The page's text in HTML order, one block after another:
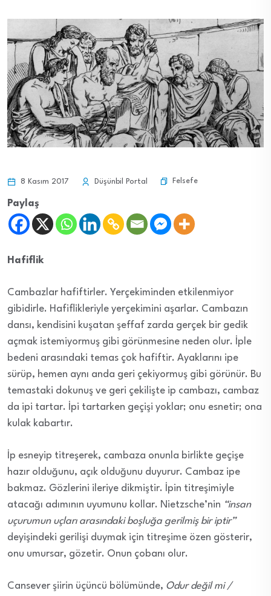
8 Kasım 2017 Düşünbil Portal Felsefe
Paylaş
Hafiflik
Cambazlar hafiftirler. Yerçekiminden etkilenmiyor
gibidirle. Hafiflikleriyle yerçekimini aşarlar. Cambazın
dansı, kendisini kuşatan şeffaf zarda gerçek bir gedik
açmak istemiyormuş gibi görünmesine neden olur. İple
bedeni arasındaki temas çok hafiftir. Ayaklarını ipe
sürüp, hemen aynı anda geri çekiyormuş gibi görünür. Bu
temastaki dokunuş ve geri çekilişte ip cambazı, cambaz
da ipi tartar. İpi tartarken geçişi yoklar; onu esnetir; ona
kulak kabartır.
İp esneyip titreşerek, cambaza onunla birlikte geçişe
hazır olduğunu, açık olduğunu duyurur. Cambaz ipe
bakmaz. Gözlerini ileriye dikmiştir. İpin titreşimiyle
atacağı adımının uyumunu kollar. Nietzsche’nin “insan
uçurumun uçları arasındaki boşluğa gerilmiş bir iptir”
deyişindeki gerilişi duymak için titreşime özen gösterir,
onu umursar, gözetir. Onun çobanı olur.
Cansever şiirin üçüncü bölümünde, Odur değil mi /